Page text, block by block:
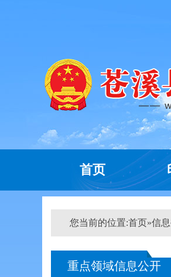
首页
您当前的位置:首页»信
重点领域信息公开